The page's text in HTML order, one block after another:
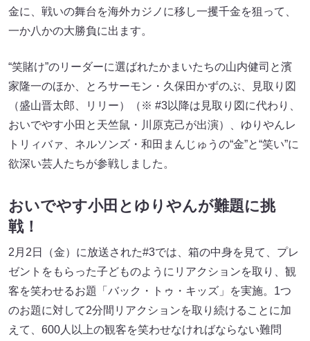
金に、戦いの舞台を海外カジノに移し一攫千金を狙って、
一か八かの大勝負に出ます。
“笑賭け”のリーダーに選ばれたかまいたちの山内健司と濱
家隆一のほか、とろサーモン・久保田かずのぶ、見取り図
（盛山晋太郎、リリー）（※ #3以降は見取り図に代わり、
おいでやす小田と天竺鼠・川原克己が出演）、ゆりやんレ
トリィバァ、ネルソンズ・和田まんじゅうの“金”と“笑い”に
欲深い芸人たちが参戦しました。
おいでやす小田とゆりやんが難題に挑
戦！
2月2日（金）に放送された#3では、箱の中身を見て、プレ
ゼントをもらった子どものようにリアクションを取り、観
客を笑わせるお題「バック・トゥ・キッズ」を実施。1つ
のお題に対して2分間リアクションを取り続けることに加
えて、600人以上の観客を笑わせなければならない難問